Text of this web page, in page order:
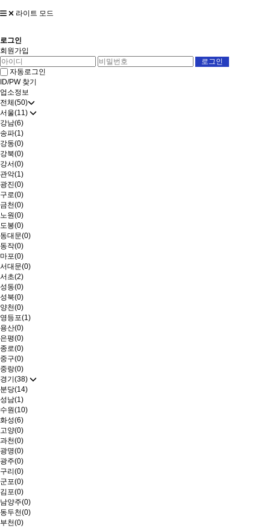
라이트 모드
로그인
회원가입
자동로그인
ID/PW 찾기
업소정보
전체(50)
서울(11)
강남(6)
송파(1)
강동(0)
강북(0)
강서(0)
관악(1)
광진(0)
구로(0)
금천(0)
노원(0)
도봉(0)
동대문(0)
동작(0)
마포(0)
서대문(0)
서초(2)
성동(0)
성북(0)
양천(0)
영등포(1)
용산(0)
은평(0)
종로(0)
중구(0)
중랑(0)
경기(38)
분당(14)
성남(1)
수원(10)
화성(6)
고양(0)
과천(0)
광명(0)
광주(0)
구리(0)
군포(0)
김포(0)
남양주(0)
동두천(0)
부천(0)